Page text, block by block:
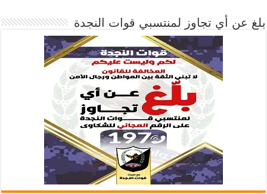
بلغ عن أي تجاوز لمنتسبي قوات النجدة